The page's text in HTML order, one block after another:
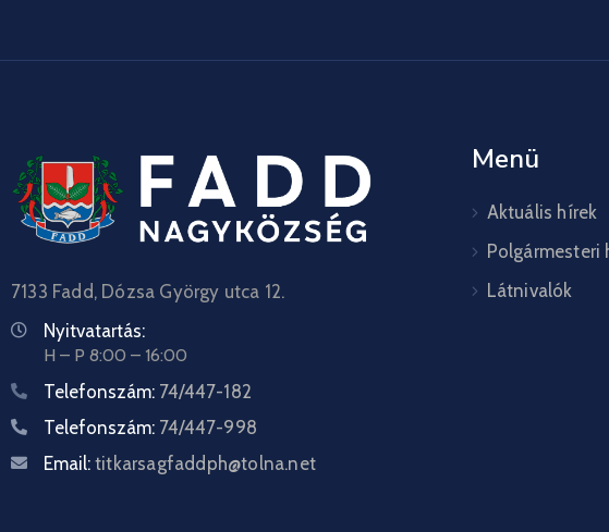
7133 Fadd, Dózsa György utca 12.
Nyitvatartás:
H – P 8:00 – 16:00
Telefonszám: 74/447-182
Telefonszám: 74/447-998
Email: titkarsagfaddph@tolna.net
Menü
Aktuális hírek
Polgármesteri
Látnivalók